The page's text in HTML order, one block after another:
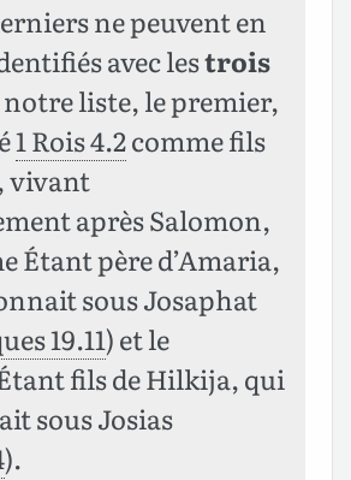
ne peuvent en
avec lestrois
notre liste, le premier,
1 Rois 4.2comme fils
vivant
après Salomon,
Étant père d’Amaria,
sous Josaphat
19.11) et le
fils de Hilkija, qui
sous Josias
).